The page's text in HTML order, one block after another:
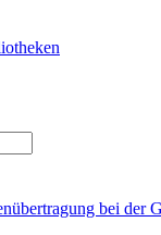
bei der